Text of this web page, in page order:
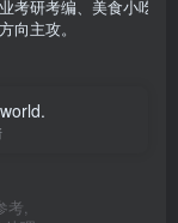
考研考编、美食小吃、
向主攻。
考,